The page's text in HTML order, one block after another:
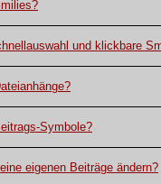
und klickbare
Symbole?
eigenen Beiträge ändern?